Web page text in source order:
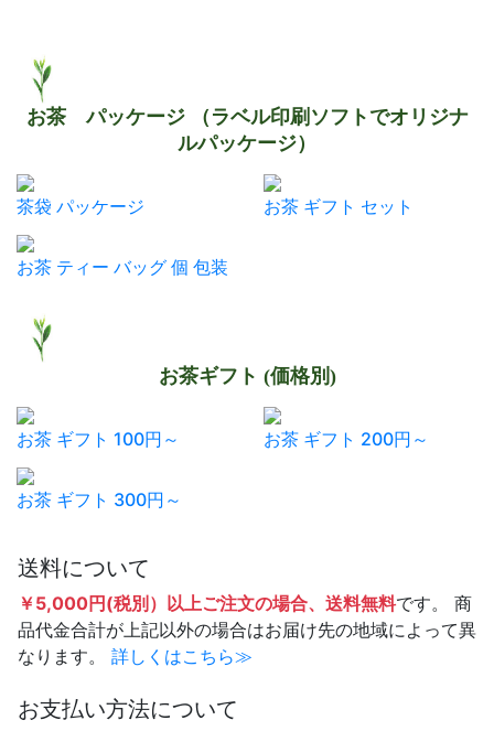
お茶 パッケージ （ラベル印刷ソフトでオリジナ
ルパッケージ）
茶袋 パッケージ お茶 ギフト セット
お茶 ティー バッグ 個 包装
お茶ギフト (価格別)
お茶 ギフト 100円～ お茶 ギフト 200円～
お茶 ギフト 300円～
送料について
￥5,000円(税別）以上ご注文の場合、送料無料です。 商
品代金合計が上記以外の場合はお届け先の地域によって異
なります。
詳しくはこちら≫
お支払い方法について